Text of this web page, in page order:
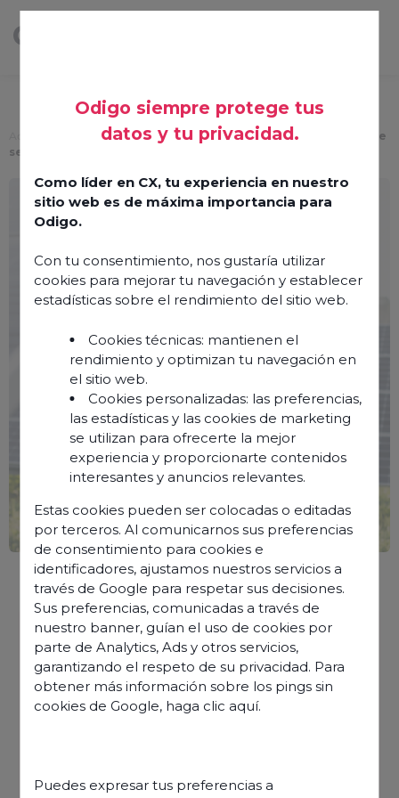
Odigo siempre protege tus
datos y tu privacidad.
Como líder en CX, tu experiencia en nuestro
sitio web es de máxima importancia para
Odigo.
Con tu consentimiento, nos gustaría utilizar
cookies para mejorar tu navegación y establecer
estadísticas sobre el rendimiento del sitio web.
Cookies técnicas: mantienen el
rendimiento y optimizan tu navegación en
el sitio web.
Cookies personalizadas: las preferencias,
las estadísticas y las cookies de marketing
se utilizan para ofrecerte la mejor
experiencia y proporcionarte contenidos
interesantes y anuncios relevantes.
Estas cookies pueden ser colocadas o editadas
por terceros. Al comunicarnos sus preferencias
de consentimiento para cookies e
identificadores, ajustamos nuestros servicios a
través de Google para respetar sus decisiones.
Sus preferencias, comunicadas a través de
nuestro banner, guían el uso de cookies por
parte de Analytics, Ads y otros servicios,
garantizando el respeto de su privacidad. Para
obtener más información sobre los pings sin
cookies de Google, haga clic aquí.
Puedes expresar tus preferencias a
Ressources>Rapport 2026 : L’expérience client dans le
secteur des Utilities
Rapport 2026 :
L’expérience client dans le
secteur des Utilities
3 juin 2026
Informations
Publié le 3 juin 2026
Partager l'article